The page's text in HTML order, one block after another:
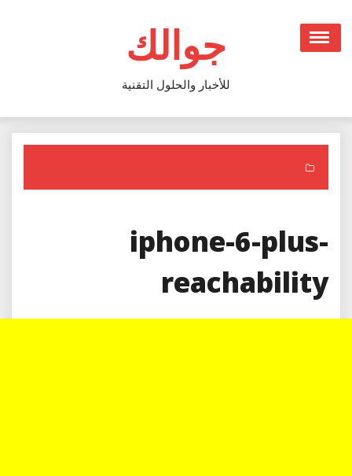
content
جوالك
للأخبار والحلول التقنية
iphone-6-plus-
reachability